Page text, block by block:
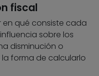
fiscal
en qué consiste cada
sobre los
disminución o
forma de calcularlo